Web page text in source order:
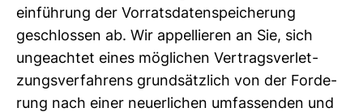
ein­füh­rung der Vor­rats­da­ten­spei­che­rung
geschlossen ab. Wir appel­lieren an Sie, sich
unge­achtet eines mög­li­chen Ver­trags­ver­let­
zungs­ver­fah­rens grund­sätz­lich von der For­de­
rung nach einer neu­er­li­chen umfas­senden und